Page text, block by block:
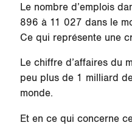
Le nombre d’emplois
896 à 11 027 dans le
Ce qui représente une
Le chiffre d’affaires du
peu plus de 1 milliard
monde.
Et en ce qui concerne